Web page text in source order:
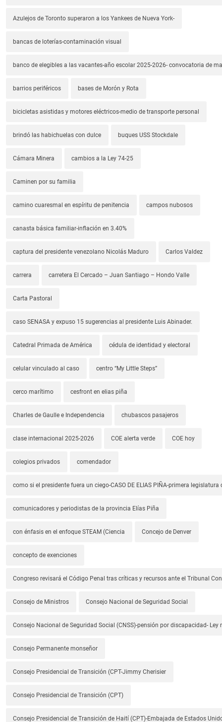
Azulejos de Toronto superaron a los Yankees de Nueva York-
bancas de loterías-contaminación visual
banco de elegibles a las vacantes-año escolar 2025-2026- convocatoria de
barrios periféricos bases de Morón y Rota
bicicletas asistidas y motores eléctricos-medio de transporte personal
brindó las habichuelas con dulce buques USS Stockdale
Cámara Minera cambios a la Ley 74-25
Caminen por su familia
camino cuaresmal en espíritu de penitencia campos nubosos
canasta básica familiar-inflación en 3.40%
captura del presidente venezolano Nicolás Maduro Carlos Valdez
carrera carretera El Cercado – Juan Santiago – Hondo Valle
Carta Pastoral
caso SENASA y expuso 15 sugerencias al presidente Luis Abinader.
Catedral Primada de América cédula de identidad y electoral
celular vinculado al caso centro “My Little Steps”
cerco marítimo cesfront en elias piña
Charles de Gaulle e Independencia chubascos pasajeros
clase internacional 2025-2026 COE alerta verde COE hoy
colegios privados comendador
como si el presidente fuera un ciego-CASO DE ELIAS PIÑA-primera legislatura
comunicadores y periodistas de la provincia Elías Piña
con énfasis en el enfoque STEAM (Ciencia Concejo de Denver
concepto de exenciones
Congreso revisará el Código Penal tras críticas y recursos ante el Tribunal
Consejo de Ministros Consejo Nacional de Seguridad Social
Consejo Nacional de Seguridad Social (CNSS)-pensión por discapacidad- Ley
Consejo Permanente monseñor
Consejo Presidencial de Transición (CPT-Jimmy Cherisier
Consejo Presidencial de Transición (CPT)
Consejo Presidencial de Transición de Haití (CPT)-Embajada de Estados